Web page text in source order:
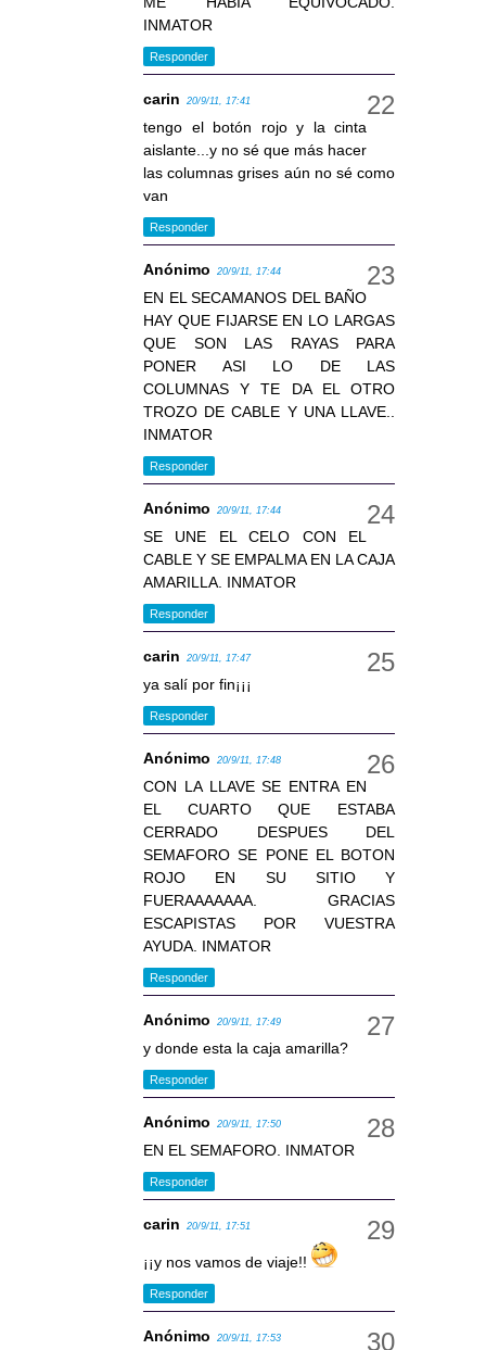
INMATOR
Responder
carin 20/9/11, 17:41
tengo el botón rojo y la cinta
aislante...y no sé que más hacer
las columnas grises aún no sé como
van
Responder
Anónimo 20/9/11, 17:44
EN EL SECAMANOS DEL BAÑO
HAY QUE FIJARSE EN LO LARGAS
QUE SON LAS RAYAS PARA
PONER ASI LO DE LAS
COLUMNAS Y TE DA EL OTRO
TROZO DE CABLE Y UNA LLAVE..
INMATOR
Responder
Anónimo 20/9/11, 17:44
SE UNE EL CELO CON EL
CABLE Y SE EMPALMA EN LA CAJA
AMARILLA. INMATOR
Responder
carin 20/9/11, 17:47
ya salí por fin¡¡¡
Responder
Anónimo 20/9/11, 17:48
CON LA LLAVE SE ENTRA EN
EL CUARTO QUE ESTABA
CERRADO DESPUES DEL
SEMAFORO SE PONE EL BOTON
ROJO EN SU SITIO Y
FUERAAAAAAA. GRACIAS
ESCAPISTAS POR VUESTRA
AYUDA. INMATOR
Responder
Anónimo 20/9/11, 17:49
y donde esta la caja amarilla?
Responder
Anónimo 20/9/11, 17:50
EN EL SEMAFORO. INMATOR
Responder
carin 20/9/11, 17:51
¡¡y nos vamos de viaje!!
Responder
Anónimo 20/9/11, 17:53